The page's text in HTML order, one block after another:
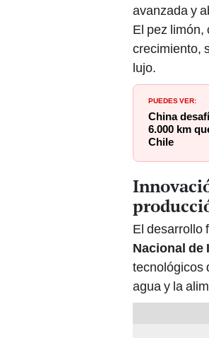
avanzada y
El pez limón,
crecimiento,
lujo.
PUEDES VER:
China
6.000 km
Chile
El desarrollo
Nacional de
tecnológicos
agua y la